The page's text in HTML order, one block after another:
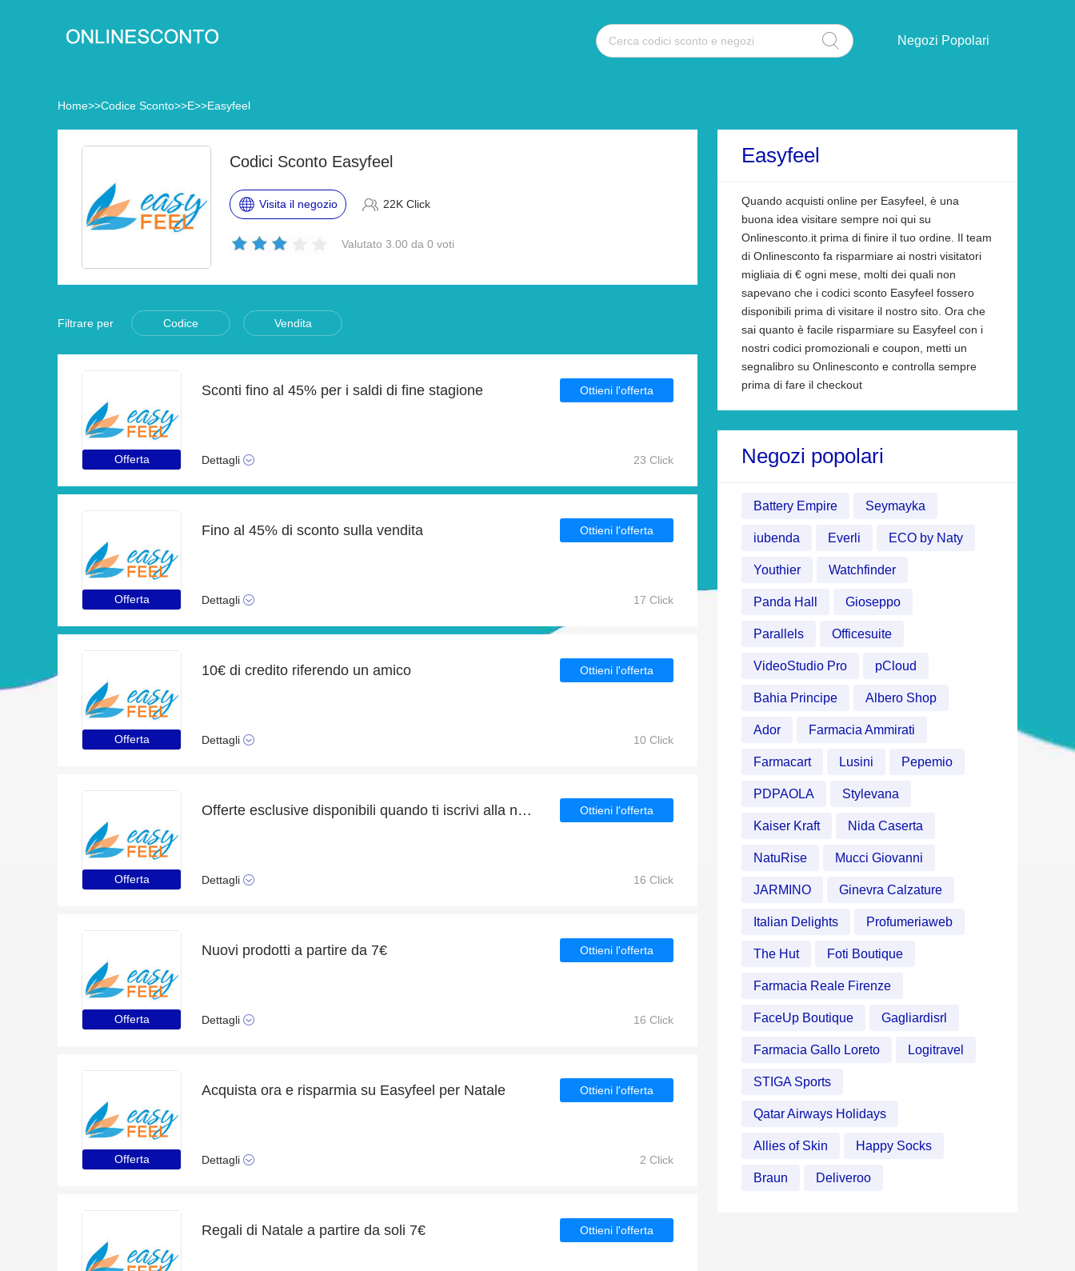
Negozi Popolari
Home>>Codice Sconto>>E>>Easyfeel
Codici Sconto Easyfeel
Visita il negozio 22K Click
Valutato 3.00 da 0 voti
Filtrare per Codice Vendita
Offerta
Sconti fino al 45% per i saldi di fine stagione
Dettagli
Ottieni l'offerta
23 Click
Offerta
Fino al 45% di sconto sulla vendita
Dettagli
Ottieni l'offerta
17 Click
Offerta
10€ di credito riferendo un amico
Dettagli
Ottieni l'offerta
10 Click
Offerta
Offerte esclusive disponibili quando ti iscrivi alla newsletter
Dettagli
Ottieni l'offerta
16 Click
Offerta
Nuovi prodotti a partire da 7€
Dettagli
Ottieni l'offerta
16 Click
Offerta
Acquista ora e risparmia su Easyfeel per Natale
Dettagli
Ottieni l'offerta
2 Click
Regali di Natale a partire da soli 7€ Ottieni l'offerta
Easyfeel
Quando acquisti online per Easyfeel, è una
buona idea visitare sempre noi qui su
Onlinesconto.it prima di finire il tuo ordine. Il team
di Onlinesconto fa risparmiare ai nostri visitatori
migliaia di € ogni mese, molti dei quali non
sapevano che i codici sconto Easyfeel fossero
disponibili prima di visitare il nostro sito. Ora che
sai quanto è facile risparmiare su Easyfeel con i
nostri codici promozionali e coupon, metti un
segnalibro su Onlinesconto e controlla sempre
prima di fare il checkout
Negozi popolari
Battery Empire Seymayka
iubenda Everli ECO by Naty
Youthier Watchfinder
Panda Hall Gioseppo
Parallels Officesuite
VideoStudio Pro pCloud
Bahia Principe Albero Shop
Ador Farmacia Ammirati
Farmacart Lusini Pepemio
PDPAOLA Stylevana
Kaiser Kraft Nida Caserta
NatuRise Mucci Giovanni
JARMINO Ginevra Calzature
Italian Delights Profumeriaweb
The Hut Foti Boutique
Farmacia Reale Firenze
FaceUp Boutique Gagliardisrl
Farmacia Gallo Loreto Logitravel
STIGA Sports
Qatar Airways Holidays
Allies of Skin Happy Socks
Braun Deliveroo